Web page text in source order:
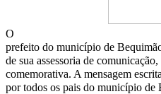
O
prefeito do município de
de sua assessoria de
comemorativa. A mensagem
por todos os pais do município de